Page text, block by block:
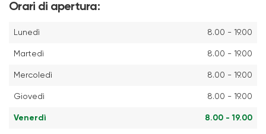
Orari di apertura:
Lunedì 8.00 - 19.00
Martedì 8.00 - 19.00
Mercoledì 8.00 - 19.00
Giovedì 8.00 - 19.00
Venerdì 8.00 - 19.00